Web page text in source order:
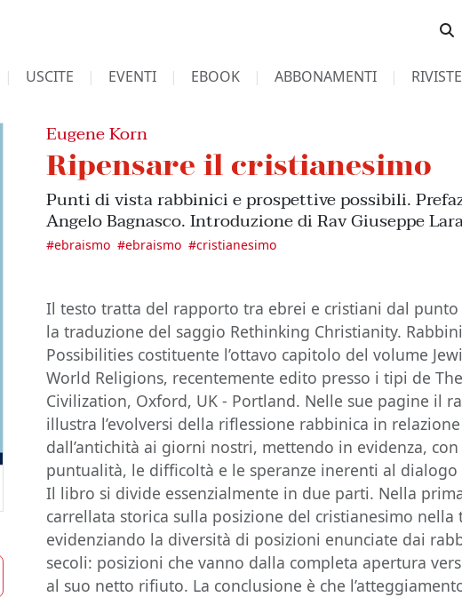
USCITE EVENTI EBOOK ABBONAMENTI RIVISTE
Eugene Korn
Ripensare il cristianesimo
Punti di vista rabbinici e prospettive possibili.
Angelo Bagnasco. Introduzione di Rav Giuseppe
#ebraismo #ebraismo #cristianesimo
Il testo tratta del rapporto tra ebrei e cristiani dal punto
la traduzione del saggio Rethinking Christianity.
Possibilities costituente l’ottavo capitolo del volume
World Religions, recentemente edito presso i tipi de
Civilization, Oxford, UK - Portland. Nelle sue pagine il
illustra l’evolversi della riflessione rabbinica in
dall’antichità ai giorni nostri, mettendo in evidenza, con
puntualità, le difficoltà e le speranze inerenti al dialogo
Il libro si divide essenzialmente in due parti. Nella
carrellata storica sulla posizione del cristianesimo nella
evidenziando la diversità di posizioni enunciate dai
secoli: posizioni che vanno dalla completa apertura
al suo netto rifiuto. La conclusione è che